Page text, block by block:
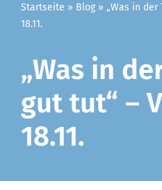
Startseite » Blog » „Was in der
18.11.
„Was in
gut tut“ –
18.11.